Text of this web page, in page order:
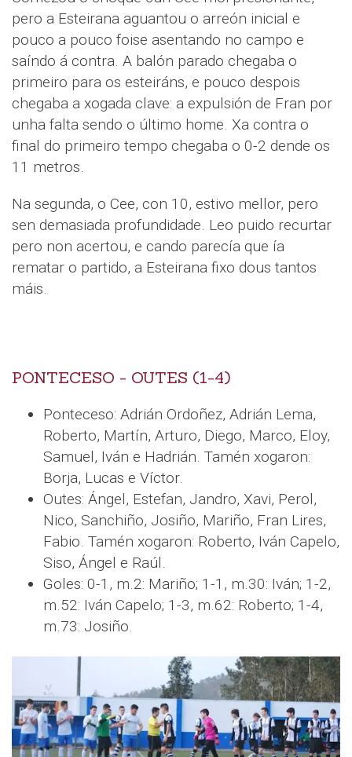
pero a Esteirana aguantou o arreón inicial e
pouco a pouco foise asentando no campo e
saíndo á contra. A balón parado chegaba o
primeiro para os esteiráns, e pouco despois
chegaba a xogada clave: a expulsión de Fran por
unha falta sendo o último home. Xa contra o
final do primeiro tempo chegaba o 0-2 dende os
11 metros.
Na segunda, o Cee, con 10, estivo mellor, pero
sen demasiada profundidade. Leo puido recurtar
pero non acertou, e cando parecía que ía
rematar o partido, a Esteirana fixo dous tantos
máis.
PONTECESO - OUTES (1-4)
Ponteceso: Adrián Ordoñez, Adrián Lema,
Roberto, Martín, Arturo, Diego, Marco, Eloy,
Samuel, Iván e Hadrián. Tamén xogaron:
Borja, Lucas e Víctor.
Outes: Ángel, Estefan, Jandro, Xavi, Perol,
Nico, Sanchiño, Josiño, Mariño, Fran Lires,
Fabio. Tamén xogaron: Roberto, Iván Capelo,
Siso, Ángel e Raúl.
Goles: 0-1, m.2: Mariño; 1-1, m.30: Iván; 1-2,
m.52: Iván Capelo; 1-3, m.62: Roberto; 1-4,
m.73: Josiño.